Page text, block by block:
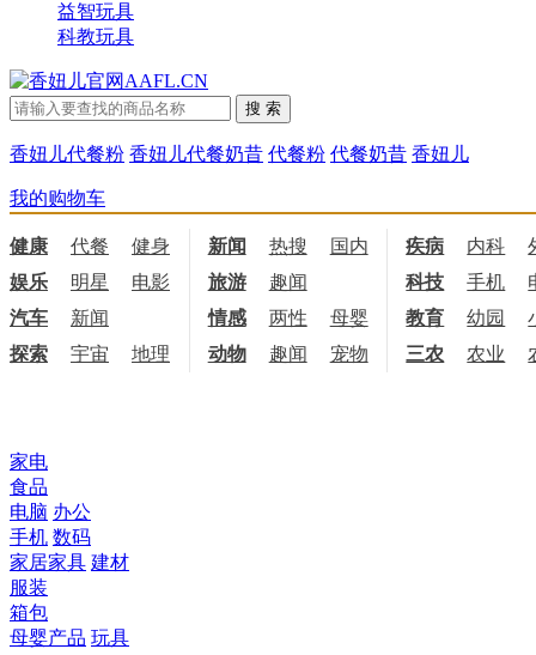
益智玩具
科教玩具
香妞儿代餐粉 香妞儿代餐奶昔 代餐粉 代餐奶昔 香妞儿
我的购物车
健康 代餐 健身 饮食
新闻 热搜 国内 国际
疾病 内科
娱乐
明星 电影 电视
旅游 趣闻 科技 手机
汽车
新闻 情感 两性 母婴 职场
教育 幼园
探索
宇宙 地理 天文
动物 趣闻 宠物 三农 农业
家电
食品
电脑 办公
手机 数码
家居家具 建材
服装
箱包
母婴产品 玩具